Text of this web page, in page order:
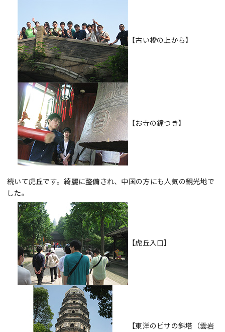
【古い橋の上から】
【お寺の鐘つき】
続いて虎丘です。綺麗に整備され、中国の方にも人気の観光地で
した。
【虎丘入口】
【東洋のピサの斜塔（雲岩